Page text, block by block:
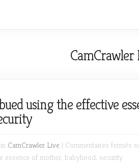
CamCrawler
using the effective
CamCrawler Live | Commentaires fermés
essence of mother, babyhood, security